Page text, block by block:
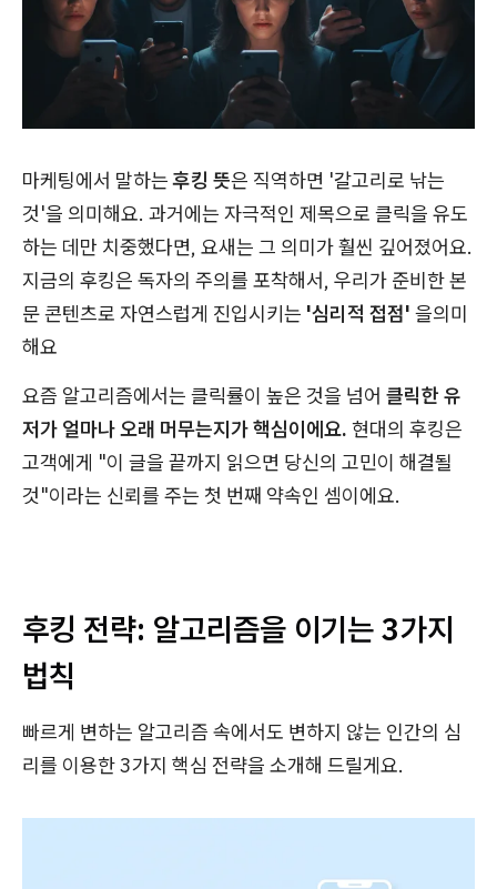
마케팅에서 말하는후킹 뜻은 직역하면 '갈고리로 낚는
것'을 의미해요. 과거에는 자극적인 제목으로 클릭을 유도
하는 데만 치중했다면, 요새는 그 의미가 훨씬 깊어졌어요.
지금의 후킹은 독자의 주의를 포착해서, 우리가 준비한 본
문 콘텐츠로 자연스럽게 진입시키는 '심리적 접점' 을의미
해요
요즘 알고리즘에서는 클릭률이 높은 것을 넘어 클릭한 유
저가 얼마나 오래 머무는지가 핵심이에요. 현대의 후킹은
고객에게 "이 글을 끝까지 읽으면 당신의 고민이 해결될
것"이라는 신뢰를 주는 첫 번째 약속인 셈이에요.
후킹 전략: 알고리즘을 이기는 3가지
법칙
빠르게 변하는 알고리즘 속에서도 변하지 않는 인간의 심
리를 이용한 3가지 핵심 전략을 소개해 드릴게요.